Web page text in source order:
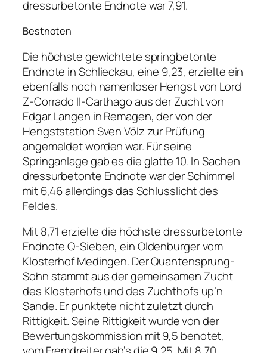
dressurbetonte Endnote war 7,91.
Bestnoten
Die höchste gewichtete springbetonte
Endnote in Schlieckau, eine 9,23, erzielte ein
ebenfalls noch namenloser Hengst von Lord
Z-Corrado II-Carthago aus der Zucht von
Edgar Langen in Remagen, der von der
Hengststation Sven Völz zur Prüfung
angemeldet worden war. Für seine
Springanlage gab es die glatte 10. In Sachen
dressurbetonte Endnote war der Schimmel
mit 6,46 allerdings das Schlusslicht des
Feldes.
Mit 8,71 erzielte die höchste dressurbetonte
Endnote Q-Sieben, ein Oldenburger vom
Klosterhof Medingen. Der Quantensprung-
Sohn stammt aus der gemeinsamen Zucht
des Klosterhofs und des Zuchthofs up’n
Sande. Er punktete nicht zuletzt durch
Rittigkeit. Seine Rittigkeit wurde von der
Bewertungskommission mit 9,5 benotet,